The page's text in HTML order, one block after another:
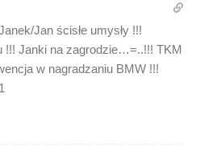
Jan ścisłe umysły !!!
!!! Janki na zagrodzie…=..!!! TKM
w nagradzaniu BMW !!!